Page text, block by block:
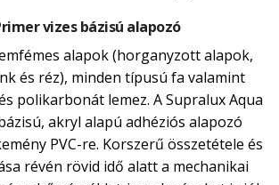
vizes bázisú alapozó
alapok (horganyzott alapok,
és réz), minden típusú fa valamint
polikarbonát lemez. A Supralux Aqua
akryl alapú adhéziós alapozó
PVC-re. Korszerű összetétele és
révén rövid idő alatt a mechanikai